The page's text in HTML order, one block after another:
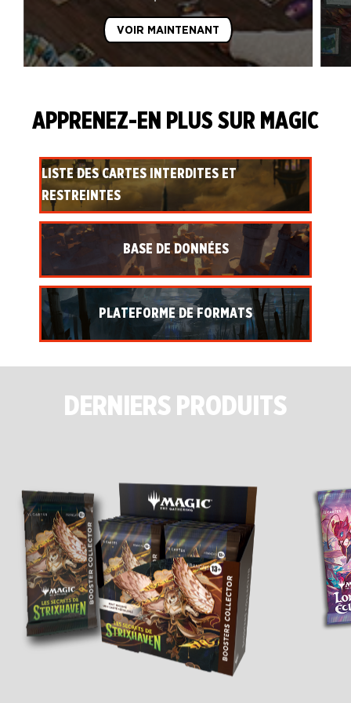
VOIR MAINTENANT
APPRENEZ-EN PLUS SUR MAGIC
LISTE DES CARTES INTERDITES ET
RESTREINTES
BASE DE DONNÉES
PLATEFORME DE FORMATS
DERNIERS PRODUITS